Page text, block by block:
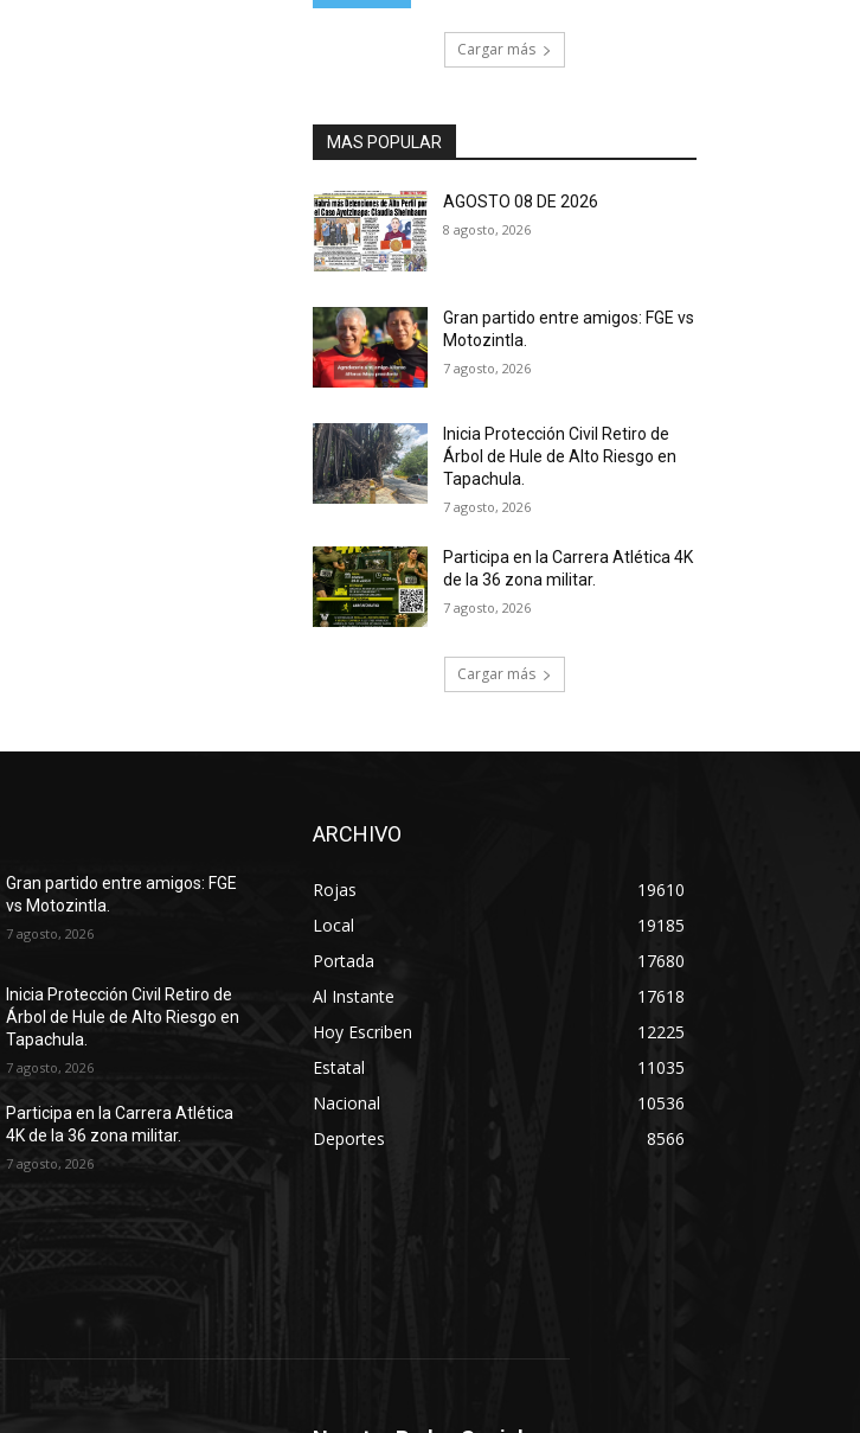
Cargar más
MAS POPULAR
AGOSTO 08 DE 2026
8 agosto, 2026
Gran partido entre amigos: FGE vs
Motozintla.
7 agosto, 2026
Inicia Protección Civil Retiro de
Árbol de Hule de Alto Riesgo en
Tapachula.
7 agosto, 2026
Participa en la Carrera Atlética 4K
de la 36 zona militar.
7 agosto, 2026
Cargar más
Gran partido entre amigos: FGE
vs Motozintla.
7 agosto, 2026
Inicia Protección Civil Retiro de
Árbol de Hule de Alto Riesgo en
Tapachula.
7 agosto, 2026
Participa en la Carrera Atlética
4K de la 36 zona militar.
7 agosto, 2026
ARCHIVO
Rojas
19610
Local
19185
Portada
17680
Al Instante
17618
Hoy Escriben
12225
Estatal
11035
Nacional
10536
Deportes
8566